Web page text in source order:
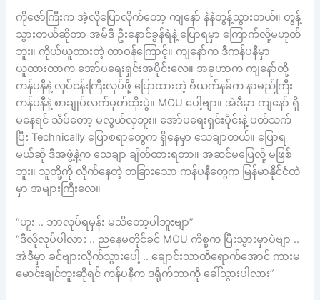
ကိုဇော်ကြီးက အဲ့လိုပြောလိုက်တော့ ကျနော် နဲနဲတွန့်သွားတယ်။ တွန့်
သွားတယ်ဆိုတာ အမ်ဒီ ဦးနောင်ခွန်ရဲနဲ့ ပြောရမှာ ကြောက်လို့မဟုတ်
ဘူး။ ကိုယ်ယူထားတဲ့ တာဝန်ကြောင့်။ ကျနော်က ဒီကန်ပနီမှာ
ယူထားတာက အော်ပရေးရှင်းအပိုင်းလေ။ အခုဟာက ကျနော်တို့
ကန်ပနီနဲ့ လုပ်ငန်းကြီးလုပ်ဖို့ ပြောထားတဲ့ ဗီယက်နမ်က နာမည်ကြီး
ကန်ပနီနဲ့ စာချုပ်လက်မှတ်ထိုးပွဲ။ MOU ပေါ့ဗျာ။ အဲဒီမှာ ကျနော် ရှိ
မနေရင် သိပ်တော့ မလွယ်လှဘူး။ အော်ပရေးရှင်းပိုင်းနဲ့ ပတ်သက်
ပြီး Technically ပြောစရာတွေက ရှိနေမှာ သေချာတယ်။ ပြောရ
မယ်ဆို ဒီအဖွဲ့နဲ့က သေချာ ချိတ်ထားရတာ။ အဆင်မပြေလို့ မဖြစ်
ဘူး။ သူတို့ကို လိုက်နေတဲ့ တခြားသော ကန်ပနီတွေက မြန်မာနိုင်ငံထဲ
မှာ အများကြီးလေ။
“ဟူး .. ဘာလုပ်ရမှန်း မသိတော့ပါဘူးဗျာ”
“ဒီလိုလုပ်ပါလား .. ညနေမတိုင်ခင် MOU ကိစ္စက ပြီးသွားမှာပဲဗျာ ..
အဲဒီမှာ ခင်ဗျားလိုက်သွားပေါ့ .. ချောင်းသာထိရောက်အောင် ကားမ
မောင်းချင်ဘူးဆိုရင် ကန်ပနီက ဒရိုက်ဘာကို ခေါ်သွားပါလား”